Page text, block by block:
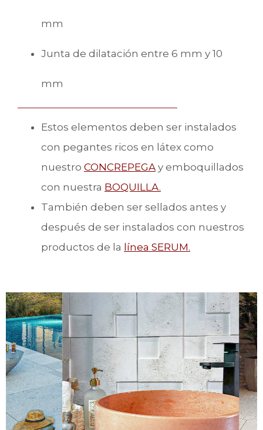
mm
Junta de dilatación entre 6 mm y 10
mm
Estos elementos deben ser instalados
con pegantes ricos en látex como
nuestro CONCREPEGA y emboquillados
con nuestra BOQUILLA.
También deben ser sellados antes y
después de ser instalados con nuestros
productos de la línea SERUM.